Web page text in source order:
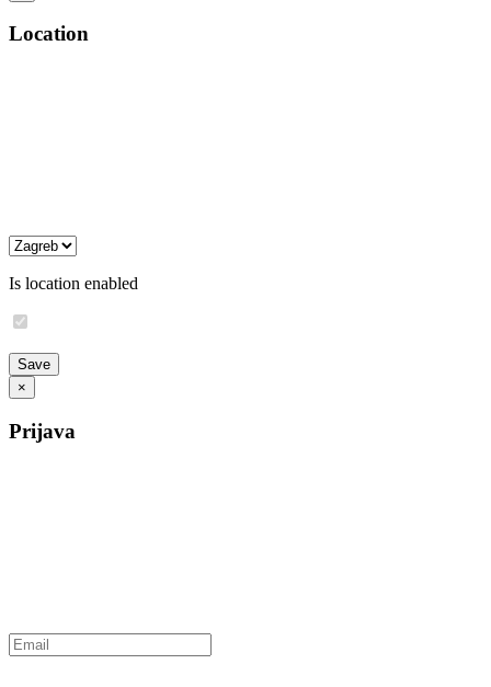
Location
Is location enabled
×
Prijava